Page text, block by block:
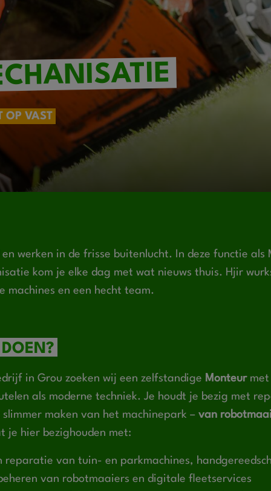
OP VAST
en werken in de frisse buitenlucht. In deze functie als
kom je elke dag met wat nieuws thuis. Hjir
machines en een hecht team.
in Grou zoeken wij een zelfstandige Monteurmet
als moderne techniek. Je houdt je bezig met
maken van het machinepark – van
je hier bezighouden met:
reparatie van tuin- en parkmachines,
van robotmaaiers en digitale fleetservices